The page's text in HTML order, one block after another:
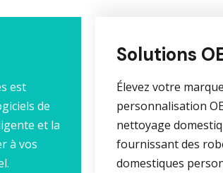
est
de
et la
à vos
Solutions
Élevez votre
personnalisation
nettoyage
fournissant des
domestiques